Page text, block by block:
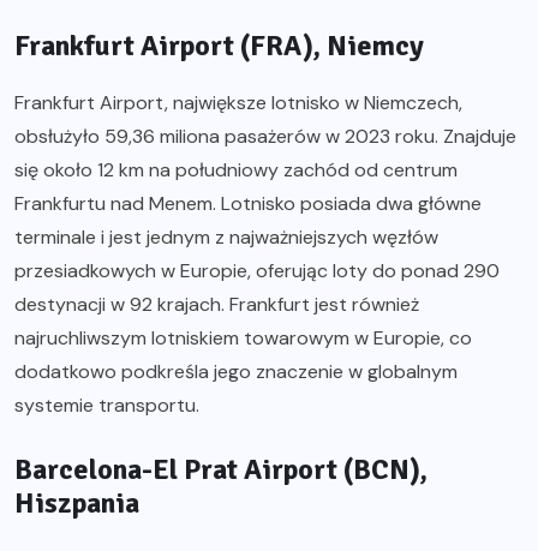
Frankfurt Airport (FRA), Niemcy
Frankfurt Airport, największe lotnisko w Niemczech,
obsłużyło 59,36 miliona pasażerów w 2023 roku. Znajduje
się około 12 km na południowy zachód od centrum
Frankfurtu nad Menem. Lotnisko posiada dwa główne
terminale i jest jednym z najważniejszych węzłów
przesiadkowych w Europie, oferując loty do ponad 290
destynacji w 92 krajach. Frankfurt jest również
najruchliwszym lotniskiem towarowym w Europie, co
dodatkowo podkreśla jego znaczenie w globalnym
systemie transportu.
Barcelona-El Prat Airport (BCN),
Hiszpania